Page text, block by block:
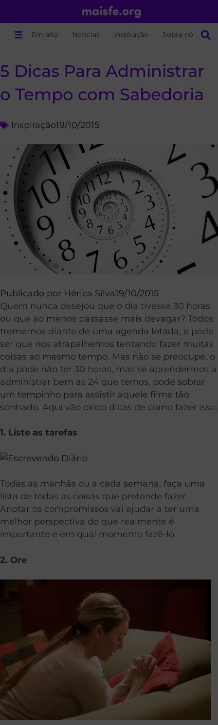
Em alta Notícias Inspiração Sobre nós
5 Dicas Para Administrar
o Tempo com Sabedoria
Inspiração19/10/2015
Publicado por Hérica Silva19/10/2015
Quem nunca desejou que o dia tivesse 30 horas
ou que ao menos passasse mais devagar? Todos
trememos diante de uma agenda lotada, e pode
ser que nos atrapalhemos tentando fazer muitas
coisas ao mesmo tempo. Mas não se preocupe, o
dia pode não ter 30 horas, mas se aprendermos a
administrar bem as 24 que temos, pode sobrar
um tempinho para assistir aquele filme tão
sonhado. Aqui vão cinco dicas de como fazer isso:
1. Liste as tarefas
Todas as manhãs ou a cada semana, faça uma
lista de todas as coisas que pretende fazer.
Anotar os compromissos vai ajudar a ter uma
melhor perspectiva do que realmente é
importante e em qual momento fazê-lo.
2. Ore